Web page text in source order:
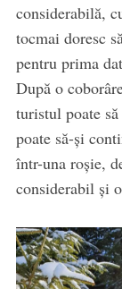
considerabilă,
tocmai doresc
pentru prima
După o
turistul poate
poate să-și
într-una roșie,
considerabil și